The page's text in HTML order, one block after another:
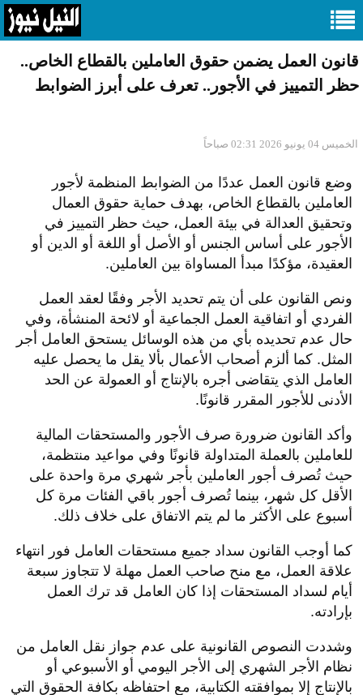
قانون العمل يضمن حقوق العاملين بالقطاع الخاص..
حظر التمييز في الأجور.. تعرف على أبرز الضوابط
الخميس 04 يونيو 2026 02:31 صباحاً
وضع قانون العمل عددًا من الضوابط المنظمة لأجور
العاملين بالقطاع الخاص، بهدف حماية حقوق العمال
وتحقيق العدالة في بيئة العمل، حيث حظر التمييز في
الأجور على أساس الجنس أو الأصل أو اللغة أو الدين أو
العقيدة، مؤكدًا مبدأ المساواة بين العاملين.
ونص القانون على أن يتم تحديد الأجر وفقًا لعقد العمل
الفردي أو اتفاقية العمل الجماعية أو لائحة المنشأة، وفي
حال عدم تحديده بأي من هذه الوسائل يستحق العامل أجر
المثل. كما ألزم أصحاب الأعمال بألا يقل ما يحصل عليه
العامل الذي يتقاضى أجره بالإنتاج أو العمولة عن الحد
الأدنى للأجور المقرر قانونًا.
وأكد القانون ضرورة صرف الأجور والمستحقات المالية
للعاملين بالعملة المتداولة قانونًا وفي مواعيد منتظمة،
حيث تُصرف أجور العاملين بأجر شهري مرة واحدة على
الأقل كل شهر، بينما تُصرف أجور باقي الفئات مرة كل
أسبوع على الأكثر ما لم يتم الاتفاق على خلاف ذلك.
كما أوجب القانون سداد جميع مستحقات العامل فور انتهاء
علاقة العمل، مع منح صاحب العمل مهلة لا تتجاوز سبعة
أيام لسداد المستحقات إذا كان العامل قد ترك العمل
بإرادته.
وشددت النصوص القانونية على عدم جواز نقل العامل من
نظام الأجر الشهري إلى الأجر اليومي أو الأسبوعي أو
بالإنتاج إلا بموافقته الكتابية، مع احتفاظه بكافة الحقوق التي